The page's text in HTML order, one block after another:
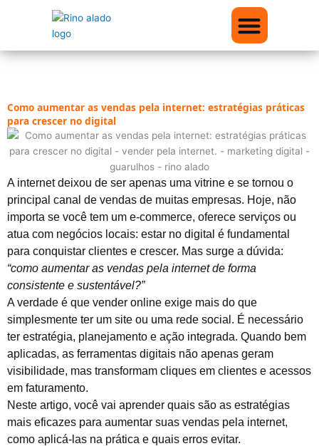
conteúdo
Como aumentar as vendas pela internet: estratégias práticas
para crescer no digital
A internet deixou de ser apenas uma vitrine e se tornou o
principal canal de vendas de muitas empresas. Hoje, não
importa se você tem um e-commerce, oferece serviços ou
atua com negócios locais: estar no digital é fundamental
para conquistar clientes e crescer. Mas surge a dúvida:
“como aumentar as vendas pela internet de forma
consistente e sustentável?”
A verdade é que vender online exige mais do que
simplesmente ter um site ou uma rede social. É necessário
ter estratégia, planejamento e ação integrada. Quando bem
aplicadas, as ferramentas digitais não apenas geram
visibilidade, mas transformam cliques em clientes e acessos
em faturamento.
Neste artigo, você vai aprender quais são as estratégias
mais eficazes para aumentar suas vendas pela internet,
como aplicá-las na prática e quais erros evitar.